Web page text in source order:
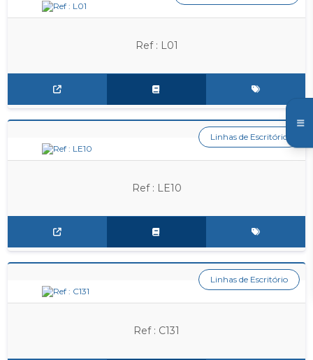
Ref : L01
Ref : LE10
Linhas de Escritório
Ref : C131
Linhas de Escritório